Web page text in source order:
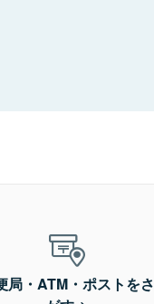
局・ATM・ポストをさ